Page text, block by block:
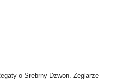
o Srebrny Dzwon. Żeglarze